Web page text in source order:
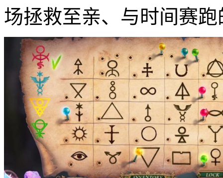
场拯救至亲、与时间赛